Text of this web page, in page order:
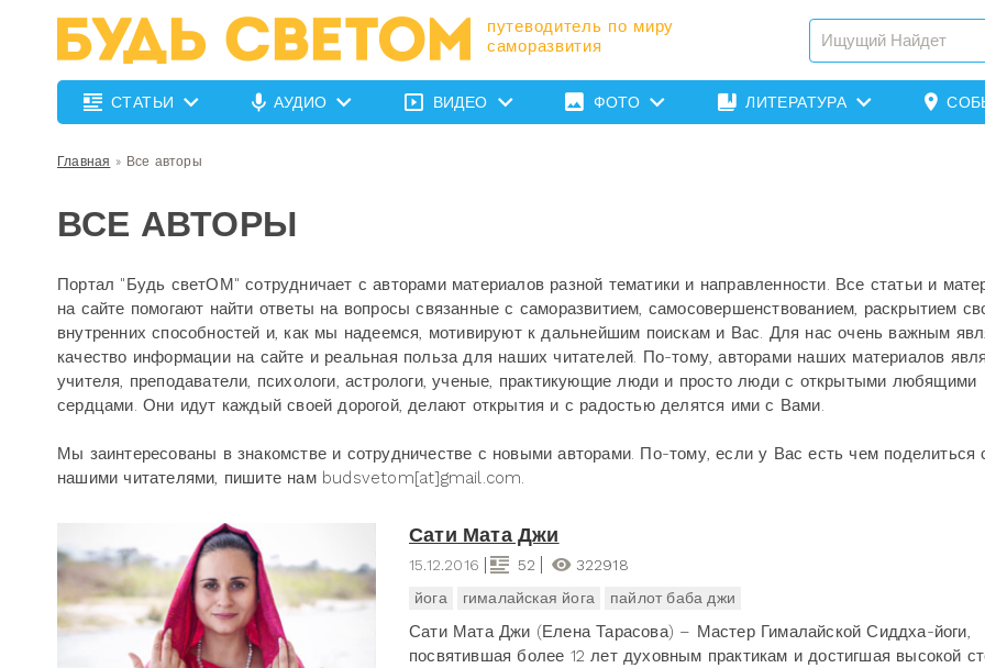
путеводитель по миру
саморазвития
СТАТЬИ АУДИО ВИДЕО ФОТО ЛИТЕРАТУРА
Главная » Все авторы
ВСЕ АВТОРЫ
Портал "Будь светОМ" сотрудничает с авторами материалов разной тематики и направленности. Все статьи и
на сайте помогают найти ответы на вопросы связанные с саморазвитием, самосовершенствованием, раскрытием
внутренних способностей и, как мы надеемся, мотивируют к дальнейшим поискам и Вас. Для нас очень важным
качество информации на сайте и реальная польза для наших читателей. По-тому, авторами наших материалов
учителя, преподаватели, психологи, астрологи, ученые, практикующие люди и просто люди с открытыми любящими
сердцами. Они идут каждый своей дорогой, делают открытия и с радостью делятся ими с Вами.
Мы заинтересованы в знакомстве и сотрудничестве с новыми авторами. По-тому, если у Вас есть чем поделиться
нашими читателями, пишите нам budsvetom[at]gmail.com.
Сати Мата Джи
15.12.2016 52
322918
йога
гималайская йога пайлот баба джи
Сати Мата Джи (Елена Тарасова) – Мастер Гималайской Сиддха-йоги,
посвятившая более 12 лет духовным практикам и достигшая высокой